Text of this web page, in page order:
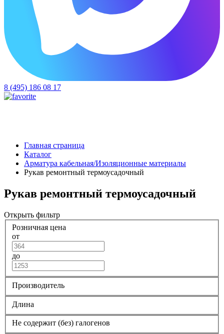
8 (495) 186 08 17
Главная страница
Каталог
Арматура кабельная/Изоляционные материалы
Рукав ремонтный термоусадочный
Рукав ремонтный термоусадочный
Открыть фильтр
Розничная цена
от
до
Производитель
Длина
Не содержит (без) галогенов